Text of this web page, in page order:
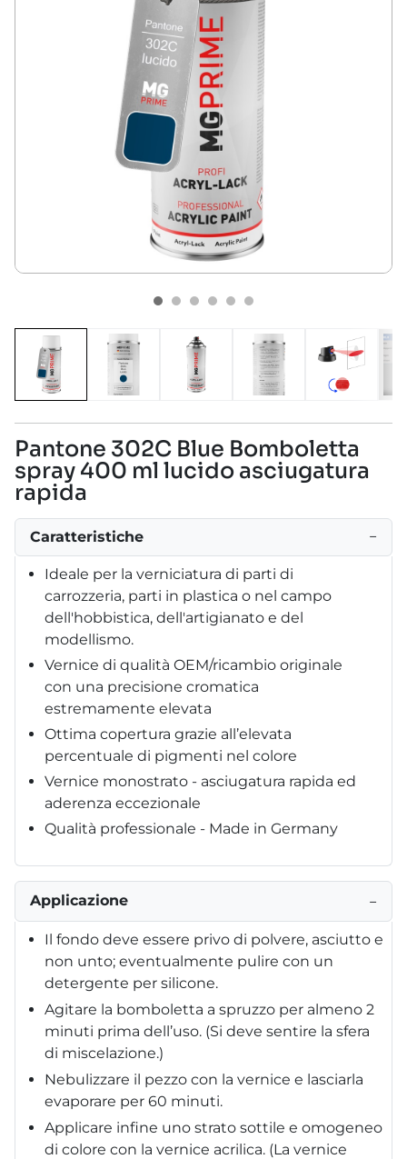
Pantone 302C Blue Bomboletta
spray 400 ml lucido asciugatura
rapida
Caratteristiche −
Ideale per la verniciatura di parti di
carrozzeria, parti in plastica o nel campo
dell'hobbistica, dell'artigianato e del
modellismo.
Vernice di qualità OEM/ricambio originale
con una precisione cromatica
estremamente elevata
Ottima copertura grazie all’elevata
percentuale di pigmenti nel colore
Vernice monostrato - asciugatura rapida ed
aderenza eccezionale
Qualità professionale - Made in Germany
Applicazione −
Il fondo deve essere privo di polvere, asciutto e
non unto; eventualmente pulire con un
detergente per silicone.
Agitare la bomboletta a spruzzo per almeno 2
minuti prima dell’uso. (Si deve sentire la sfera
di miscelazione.)
Nebulizzare il pezzo con la vernice e lasciarla
evaporare per 60 minuti.
Applicare infine uno strato sottile e omogeneo
di colore con la vernice acrilica. (La vernice